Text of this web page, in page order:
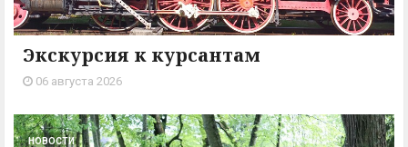
Экскурсия к курсантам
06 августа 2026
НОВОСТИ